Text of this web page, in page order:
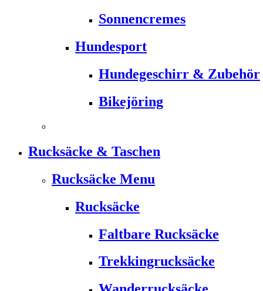
Sonnencremes
Hundesport
Hundegeschirr & Zubehör
Bikejöring
Rucksäcke & Taschen
Rucksäcke Menu
Rucksäcke
Faltbare Rucksäcke
Trekkingrucksäcke